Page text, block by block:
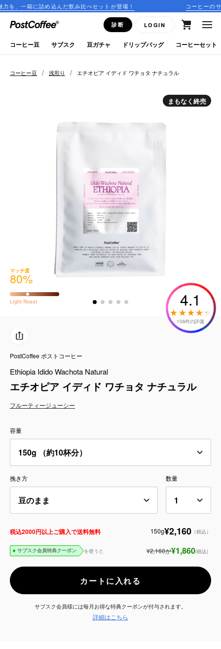
だ飲み比べセットが登場！ コーヒーのサブスクリプションは
診断 LOGIN
close
ログイン
新規会員登録
keyboard_arrow_right
ミルク・フード類
アクセサリ
CFFBNS
ギフトセット
リキッド
特集
卸販売
コーヒーのサブスク
お知らせ
よくある質問
コーヒー豆 / 浅煎り / エチオピア イディド ワチョタ ナチュラル
まもなく終売
マッチ度
80%
Light Roast 4.1
106件の評価
PostCoffee ポストコーヒー
Ethiopia Idido Wachota Natural
エチオピア イディド ワチョタ ナチュラル
フルーティージューシー
容量
挽き方 数量
税込2000円以上ご購入で送料無料 150g¥2,160 （税込）
サブスク会員特典クーポン を使うと ¥2,160が¥1,860(税込)
カートに入れる
サブスク会員様には毎月お得な特典クーポンが付与されます。
詳細はこちら
コーヒー豆 サブスク 豆ガチャ ドリップバッグ コーヒーセット